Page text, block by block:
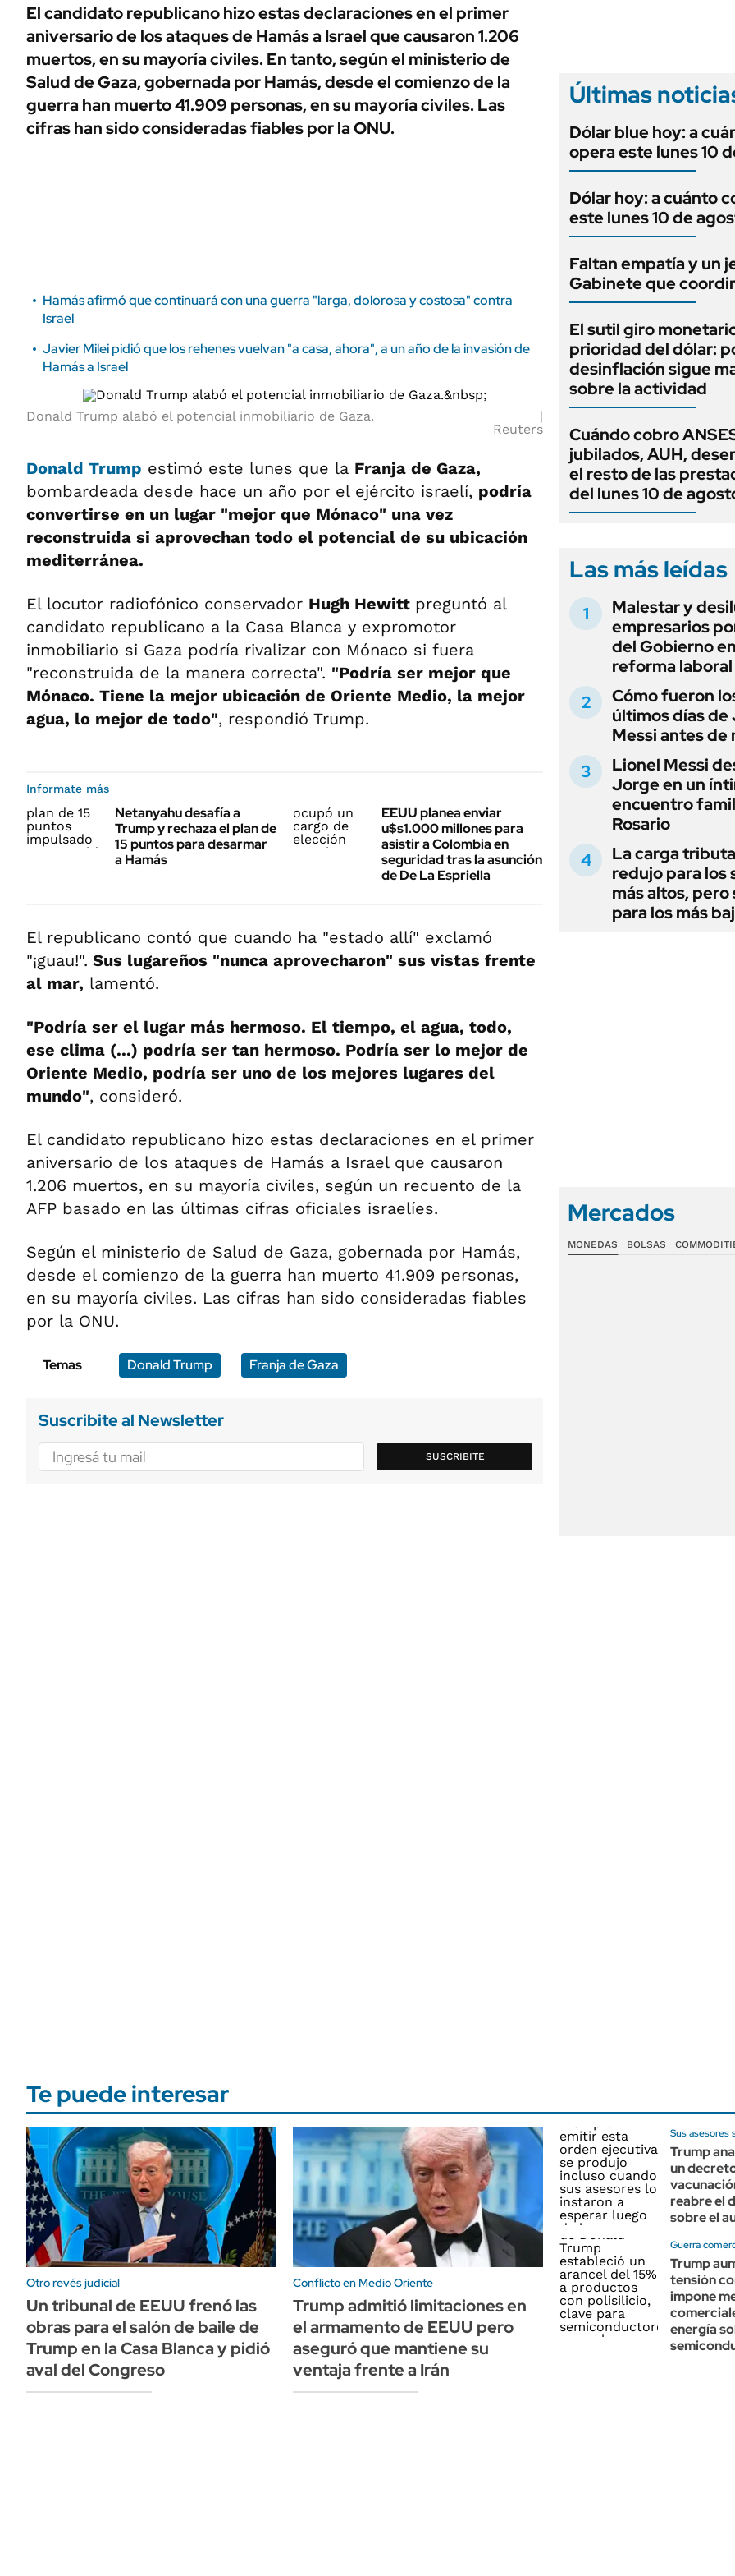
ÁMBITO DEBATE
MEDIAKIT AMBITO DEBATE
URUGUAY
LIFESTYLE
AUTOS
El candidato republicano hizo estas declaraciones en el primer
aniversario de los ataques de Hamás a Israel que causaron 1.206
muertos, en su mayoría civiles. En tanto, según el ministerio de
Salud de Gaza, gobernada por Hamás, desde el comienzo de la
guerra han muerto 41.909 personas, en su mayoría civiles. Las
cifras han sido consideradas fiables por la ONU.
Hamás afirmó que continuará con una guerra "larga, dolorosa y costosa" contra
Israel
Javier Milei pidió que los rehenes vuelvan "a casa, ahora", a un año de la invasión de
Hamás a Israel
Donald Trump alabó el potencial inmobiliario de Gaza.
Reuters
Donald Trump estimó este lunes que la Franja de Gaza,
bombardeada desde hace un año por el ejército israelí, podría
convertirse en un lugar "mejor que Mónaco" una vez
reconstruida si aprovechan todo el potencial de su ubicación
mediterránea.
El locutor radiofónico conservador Hugh Hewitt preguntó al
candidato republicano a la Casa Blanca y expromotor
inmobiliario si Gaza podría rivalizar con Mónaco si fuera
"reconstruida de la manera correcta". "Podría ser mejor que
Mónaco. Tiene la mejor ubicación de Oriente Medio, la mejor
agua, lo mejor de todo", respondió Trump.
Informate más
Netanyahu desafía a
Trump y rechaza el plan de
15 puntos para desarmar
a Hamás
EEUU planea enviar
u$s1.000 millones para
asistir a Colombia en
seguridad tras la asunción
de De La Espriella
El republicano contó que cuando ha "estado allí" exclamó
"¡guau!". Sus lugareños "nunca aprovecharon" sus vistas frente
al mar, lamentó.
"Podría ser el lugar más hermoso. El tiempo, el agua, todo,
ese clima (...) podría ser tan hermoso. Podría ser lo mejor de
Oriente Medio, podría ser uno de los mejores lugares del
mundo", consideró.
El candidato republicano hizo estas declaraciones en el primer
aniversario de los ataques de Hamás a Israel que causaron
1.206 muertos, en su mayoría civiles, según un recuento de la
AFP basado en las últimas cifras oficiales israelíes.
Según el ministerio de Salud de Gaza, gobernada por Hamás,
desde el comienzo de la guerra han muerto 41.909 personas,
en su mayoría civiles. Las cifras han sido consideradas fiables
por la ONU.
Temas Donald Trump Franja de Gaza
Suscribite al Newsletter
SUSCRIBITE
Últimas
Dólar blue hoy: a
opera este lunes 10
Dólar hoy: a cuánto
este lunes 10 de
Faltan empatía y un
Gabinete que
El sutil giro
prioridad del dólar:
desinflación sigue
sobre la actividad
Cuándo cobro
jubilados, AUH,
el resto de las
del lunes 10 de
Las más leídas
Malestar y
empresarios
del Gobierno
reforma laboral
Cómo fueron
últimos días de
Messi antes de
Lionel Messi
Jorge en un
encuentro
Rosario
La carga
redujo para los
más altos, pero
para los más
Mercados
MONEDAS BOLSAS
Te puede interesar
Otro revés judicial
Un tribunal de EEUU frenó las
obras para el salón de baile de
Trump en la Casa Blanca y pidió
aval del Congreso
Conflicto en Medio Oriente
Trump admitió limitaciones en
el armamento de EEUU pero
aseguró que mantiene su
ventaja frente a Irán
Sus asesores
Trump
un
reabre el
sobre el
Guerra
Trump
tensión
impone
energía